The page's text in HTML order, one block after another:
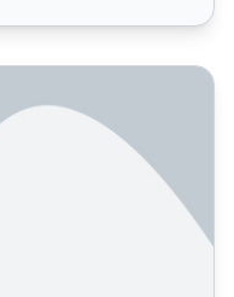
pentru căutarea AI